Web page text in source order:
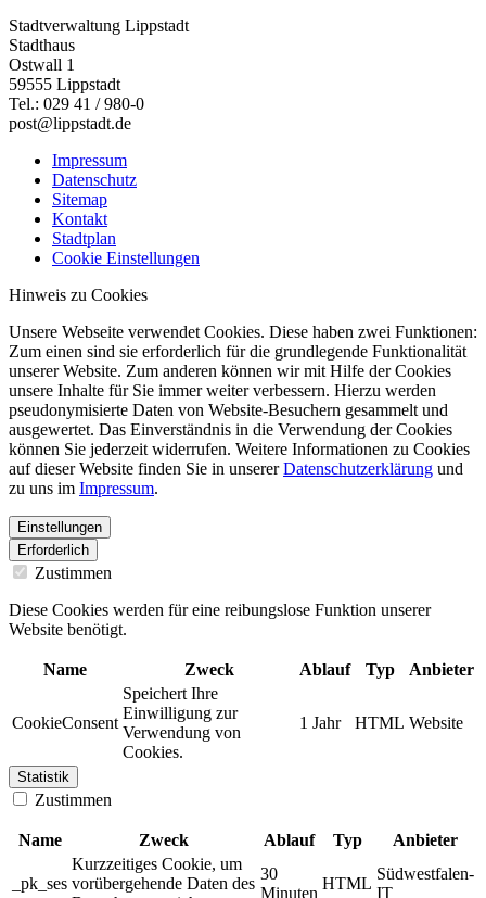
Stadtverwaltung Lippstadt
Stadthaus
Ostwall 1
59555 Lippstadt
Tel.: 029 41 / 980-0
post@lippstadt.de
Impressum
Datenschutz
Sitemap
Kontakt
Stadtplan
Cookie Einstellungen
Hinweis zu Cookies
Unsere Webseite verwendet Cookies. Diese haben zwei Funktionen:
Zum einen sind sie erforderlich für die grundlegende Funktionalität
unserer Website. Zum anderen können wir mit Hilfe der Cookies
unsere Inhalte für Sie immer weiter verbessern. Hierzu werden
pseudonymisierte Daten von Website-Besuchern gesammelt und
ausgewertet. Das Einverständnis in die Verwendung der Cookies
können Sie jederzeit widerrufen. Weitere Informationen zu Cookies
auf dieser Website finden Sie in unsererDatenschutzerklärung und
zu uns im Impressum.
Einstellungen
Erforderlich
Zustimmen
Diese Cookies werden für eine reibungslose Funktion unserer
Website benötigt.
Name Zweck Ablauf Typ Anbieter
CookieConsent
Speichert Ihre
Einwilligung zur
Verwendung von
Cookies.
1 Jahr HTML Website
Statistik
Zustimmen
Name Zweck Ablauf Typ Anbieter
_pk_ses
Kurzzeitiges Cookie, um
vorübergehende Daten des
30
Minuten
HTML
Südwestfalen-
IT